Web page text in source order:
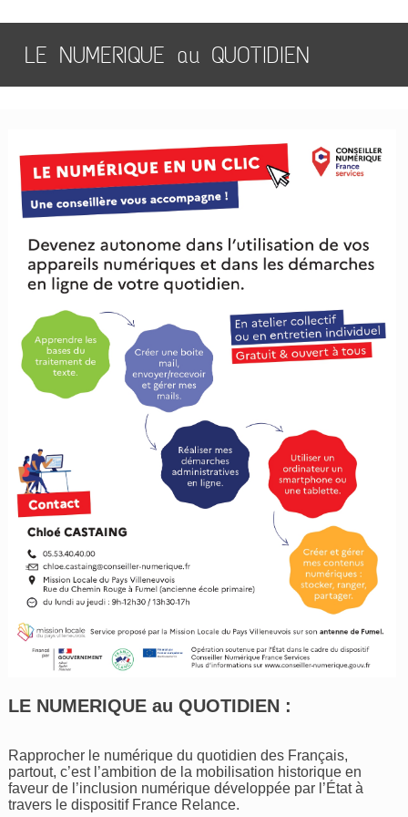
LE NUMERIQUE au QUOTIDIEN
LE NUMERIQUE au QUOTIDIEN :
Rapprocher le numérique du quotidien des Français,
partout, c’est l’ambition de la mobilisation historique en
faveur de l’inclusion numérique développée par l’État à
travers le dispositif France Relance.